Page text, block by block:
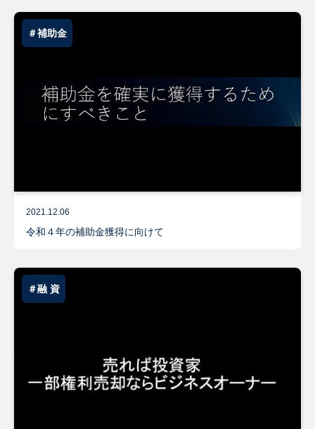
＃補助金
2021.12.06
令和４年の補助金獲得に向けて
＃融 資